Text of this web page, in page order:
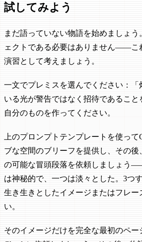
試してみよう
まだ語っていない物語を始めましょ
ェクトである必要はありません——こ
演習として考えましょう。
一文でプレミスを選んでください：「
いる光が警告ではなく招待であるこ
自分のものを作ってください。
上のプロンプトテンプレートを使って
ブな空間のブリーフを提供し、その後
の可能な冒頭段落を依頼しましょう
は神秘的で、一つは淡々とした。3つ
生き生きとしたイメージまたはフレー
い。
そのイメージだけを完全な最初のペー